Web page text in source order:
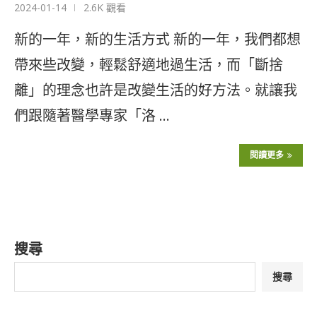
2024-01-14 2.6K 觀看
新的一年，新的生活方式 新的一年，我們都想
帶來些改變，輕鬆舒適地過生活，而「斷捨
離」的理念也許是改變生活的好方法。就讓我
們跟隨著醫學專家「洛 …
閱讀更多
搜尋
搜尋